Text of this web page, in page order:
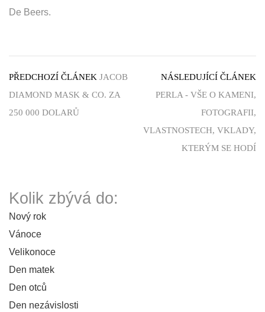
De Beers.
PŘEDCHOZÍ ČLÁNEK JACOB
DIAMOND MASK & CO. ZA
250 000 DOLARŮ
NÁSLEDUJÍCÍ ČLÁNEK
PERLA - VŠE O KAMENI,
FOTOGRAFII,
VLASTNOSTECH, VKLADY,
KTERÝM SE HODÍ
Kolik zbývá do:
Nový rok
Vánoce
Velikonoce
Den matek
Den otců
Den nezávislosti